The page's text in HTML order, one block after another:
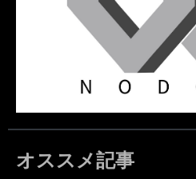
オススメ記事